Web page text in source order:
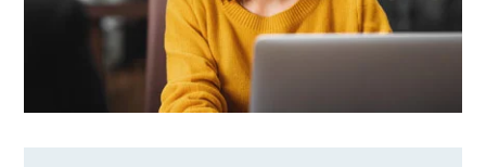
Berufliche Fortbildungszentren der Bayerischen
Wirtschaft (bfz) gGmbH | Hornstraße 17, 87509
Immenstadt
weitere Informationen